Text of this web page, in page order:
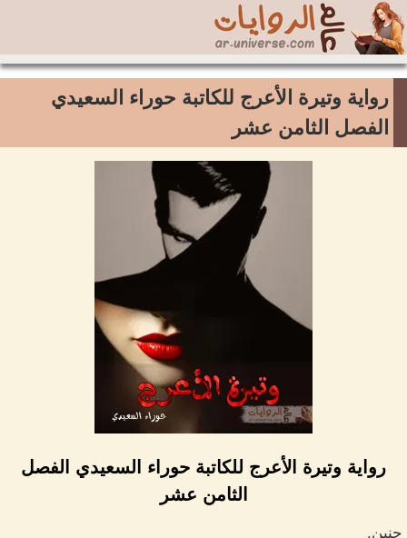
رواية وتيرة الأعرج للكاتبة حوراء السعيدي
الفصل الثامن عشر
رواية وتيرة الأعرج للكاتبة حوراء السعيدي الفصل
الثامن عشر
حنين.